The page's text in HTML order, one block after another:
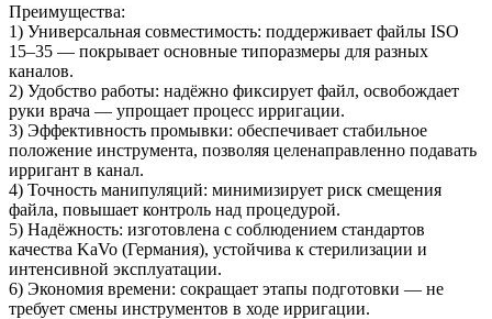
Преимущества:
1) Универсальная совместимость: поддерживает файлы ISO
15–35 — покрывает основные типоразмеры для разных
каналов.
2) Удобство работы: надёжно фиксирует файл, освобождает
руки врача — упрощает процесс ирригации.
3) Эффективность промывки: обеспечивает стабильное
положение инструмента, позволяя целенаправленно подавать
ирригант в канал.
4) Точность манипуляций: минимизирует риск смещения
файла, повышает контроль над процедурой.
5) Надёжность: изготовлена с соблюдением стандартов
качества KaVo (Германия), устойчива к стерилизации и
интенсивной эксплуатации.
6) Экономия времени: сокращает этапы подготовки — не
требует смены инструментов в ходе ирригации.